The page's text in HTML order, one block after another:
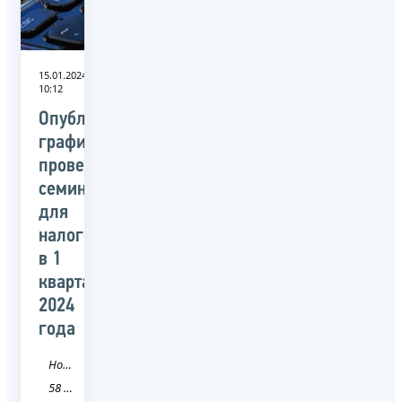
15.01.2024
10:12
Опубликован
график
проведения
семинаров
для
налогоплательщиков
в 1
квартале
2024
года
Новость
58 Пензенская область